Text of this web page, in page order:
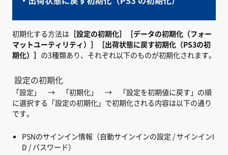
初期化する方法は ［設定の初期化］［データの初期化（フォー
マットユーティリティ）］［出荷状態に戻す初期化（PS3の初
期化）］ の3種類あり、それぞれ以下のものが初期化されます。
設定の初期化
「設定」 → 「初期化」 → 「設定を初期値に戻す」の順
に選択する「設定の初期化」で初期化される内容は以下の通り
です。
PSNのサインイン情報（自動サインインの設定 / サインインI
D / パスワード）